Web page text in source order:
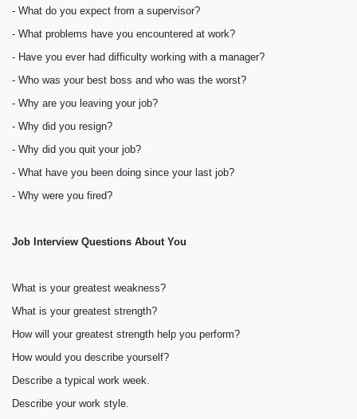
- What do you expect from a supervisor?
- What problems have you encountered at work?
- Have you ever had difficulty working with a manager?
- Who was your best boss and who was the worst?
- Why are you leaving your job?
- Why did you resign?
- Why did you quit your job?
- What have you been doing since your last job?
- Why were you fired?
Job Interview Questions About You
What is your greatest weakness?
What is your greatest strength?
How will your greatest strength help you perform?
How would you describe yourself?
Describe a typical work week.
Describe your work style.